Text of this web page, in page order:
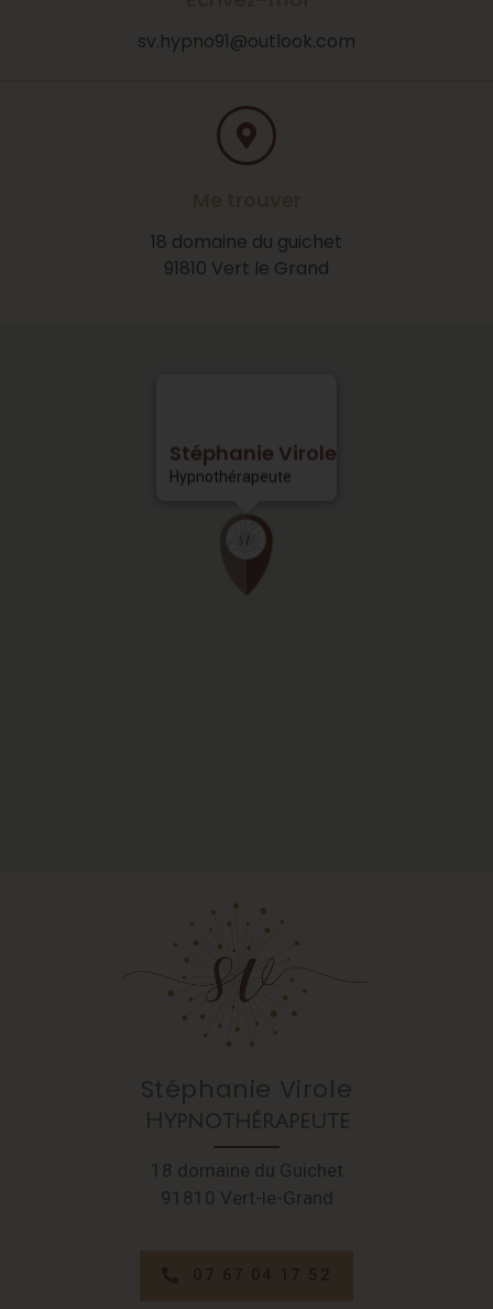
moc.k
ooltu
o@19o
npyh.
vs
18 domaine du guichet
91810 Vert le Grand
Stéphanie Virole
Hypnothérapeute
Stéphanie Virole
Hypnothérapeute
18 domaine du Guichet
91810 Vert-le-Grand